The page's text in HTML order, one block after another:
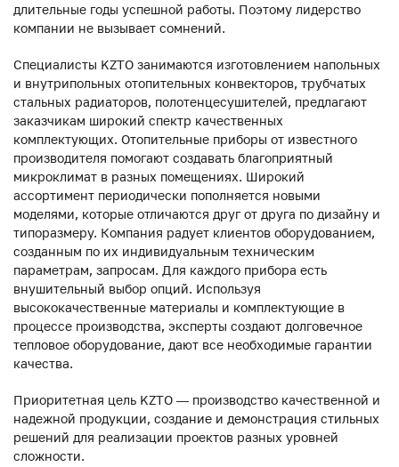
длительные годы успешной работы. Поэтому лидерство
компании не вызывает сомнений.
Специалисты KZTO занимаются изготовлением напольных
и внутрипольных отопительных конвекторов, трубчатых
стальных радиаторов, полотенцесушителей, предлагают
заказчикам широкий спектр качественных
комплектующих. Отопительные приборы от известного
производителя помогают создавать благоприятный
микроклимат в разных помещениях. Широкий
ассортимент периодически пополняется новыми
моделями, которые отличаются друг от друга по дизайну и
типоразмеру. Компания радует клиентов оборудованием,
созданным по их индивидуальным техническим
параметрам, запросам. Для каждого прибора есть
внушительный выбор опций. Используя
высококачественные материалы и комплектующие в
процессе производства, эксперты создают долговечное
тепловое оборудование, дают все необходимые гарантии
качества.
Приоритетная цель KZTO — производство качественной и
надежной продукции, создание и демонстрация стильных
решений для реализации проектов разных уровней
сложности.